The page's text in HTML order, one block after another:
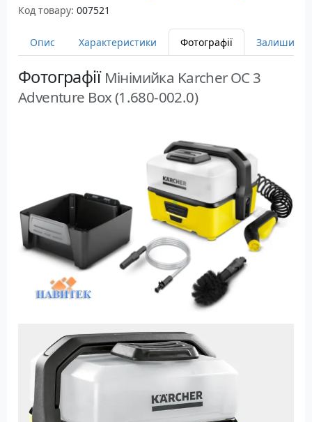
Код товару: 007521
Опис Характеристики Фотографії Залишити
Фотографії Мінімийка Karcher OC 3
Adventure Box (1.680-002.0)